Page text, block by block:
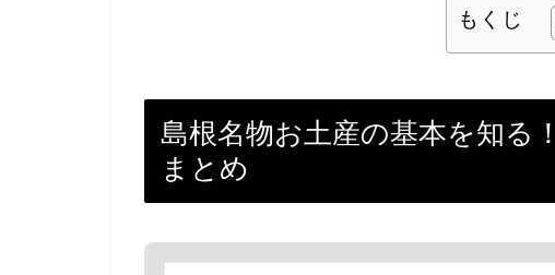
もくじ
島根名物お土産の基本を知る
まとめ